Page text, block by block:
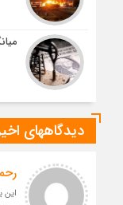
دیدگاههای
این